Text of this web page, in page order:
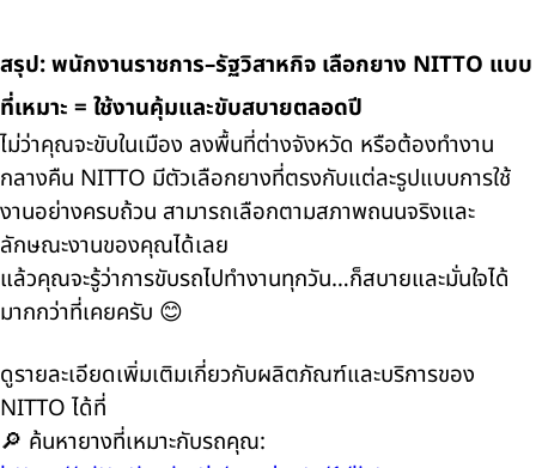
สรุป: พนักงานราชการ–รัฐวิสาหกิจ เลือกยาง NITTO แบบ
ที่เหมาะ = ใช้งานคุ้มและขับสบายตลอดปี
ไม่ว่าคุณจะขับในเมือง ลงพื้นที่ต่างจังหวัด หรือต้องทำงาน
กลางคืน NITTO มีตัวเลือกยางที่ตรงกับแต่ละรูปแบบการใช้
งานอย่างครบถ้วน สามารถเลือกตามสภาพถนนจริงและ
ลักษณะงานของคุณได้เลย
แล้วคุณจะรู้ว่าการขับรถไปทำงานทุกวัน…ก็สบายและมั่นใจได้
มากกว่าที่เคยครับ 😊
ดูรายละเอียดเพิ่มเติมเกี่ยวกับผลิตภัณฑ์และบริการของ
NITTO ได้ที่
🔎 ค้นหายางที่เหมาะกับรถคุณ: